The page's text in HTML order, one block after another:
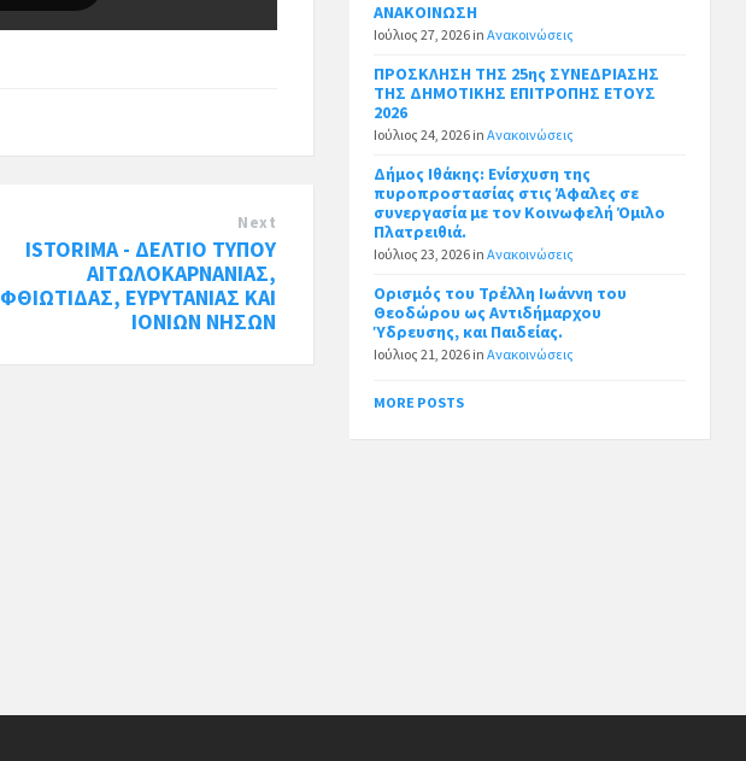
Next
ISTORIMA - ΔΕΛΤΙΟ ΤΥΠΟΥ
ΑΙΤΩΛΟΚΑΡΝΑΝΙΑΣ,
ΦΘΙΩΤΙΔΑΣ, ΕΥΡΥΤΑΝΙΑΣ ΚΑΙ
ΙΟΝΙΩΝ ΝΗΣΩΝ
ΑΝΑΚΟΙΝΩΣΗ
Ιούλιος 27, 2026 inΑνακοινώσεις
ΠΡΟΣΚΛΗΣΗ ΤΗΣ 25ης ΣΥΝΕΔΡΙΑΣΗΣ
ΤΗΣ ΔΗΜΟΤΙΚΗΣ ΕΠΙΤΡΟΠΗΣ ΕΤΟΥΣ
2026
Ιούλιος 24, 2026 inΑνακοινώσεις
Δήμος Ιθάκης: Ενίσχυση της
πυροπροστασίας στις Άφαλες σε
συνεργασία με τον Κοινωφελή Όμιλο
Πλατρειθιά.
Ιούλιος 23, 2026 inΑνακοινώσεις
Ορισμός του Τρέλλη Ιωάννη του
Θεοδώρου ως Αντιδήμαρχου
Ύδρευσης, και Παιδείας.
Ιούλιος 21, 2026 inΑνακοινώσεις
MORE POSTS